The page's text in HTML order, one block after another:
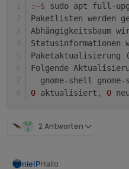
:~$ sudo apt full-
Paketlisten werden
Abhängigkeitsbaum
Statusinformationen
Paketaktualisierung
Folgende
gnome-shell
0 aktualisiert, 0
2 Antworten
nieIPHallo